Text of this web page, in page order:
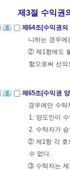
제3절 수익권
제64조(수익권
니하는 경우에
② 제1항에도
함으로써 선
제65조(수익권
경우에만 수
1. 양도인이
2. 수탁자가
② 제1항 각 호
수 없다.
③ 수탁자는 제